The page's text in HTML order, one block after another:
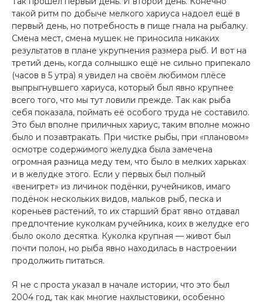
такой ритм по добыче мелкого хариуса надоел ещё в
первый день, но потребность в пище гнала на рыбалку.
Смена мест, смена мушек не приносила никаких
результатов в плане укрупнения размера рыб. И вот на
третий день, когда солнышко ещё не сильно припекало
(часов в 5 утра) я увидел на своём любимом плёсе
выпрыгнувшего хариуса, который был явно крупнее
всего того, что мы тут ловили прежде. Так как рыба
себя показала, поймать её особого труда не составило.
Это был вполне приличных хариус, таким вполне можно
было и позавтракать. При чистке рыбы, при «плановом»
осмотре содержимого желудка была замечена
огромная разница меду тем, что было в мелких харьках
и в желудке этого. Если у первых был полный
«венигрет» из личинок подёнки, ручейников, имаго
подёнок нескольких видов, мальков рыб, песка и
кореньев растений, то их старший брат явно отдавал
предпочтение куколкам ручейника, коих в желудке его
было около десятка. Куколка крупная — живот был
почти полон, но рыба явно находилась в настроении
продолжить питаться.
Я не с проста указал в начале истории, что это был
2004 год, так как многие нахлыстовики, особенно